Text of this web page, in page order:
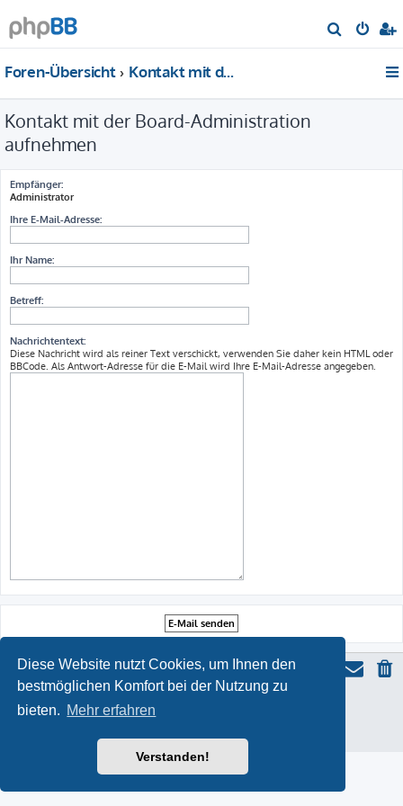
Diese Website nutzt Cookies, um Ihnen den
bestmöglichen Komfort bei der Nutzung zu
bieten. Mehr erfahren
Verstanden!
u
Foren-Übersicht Kontakt mit der Board-Administration aufnehmen
Kontakt mit der Board-Administration
aufnehmen
Empfänger:
Administrator
Ihre E-Mail-Adresse:
Ihr Name:
Betreff:
Nachrichtentext:
Diese Nachricht wird als reiner Text verschickt, verwenden Sie daher kein HTML oder
BBCode. Als Antwort-Adresse für die E-Mail wird Ihre E-Mail-Adresse angegeben.
Powered byphpBB
Datenschutz|Nutzungsbedingungen